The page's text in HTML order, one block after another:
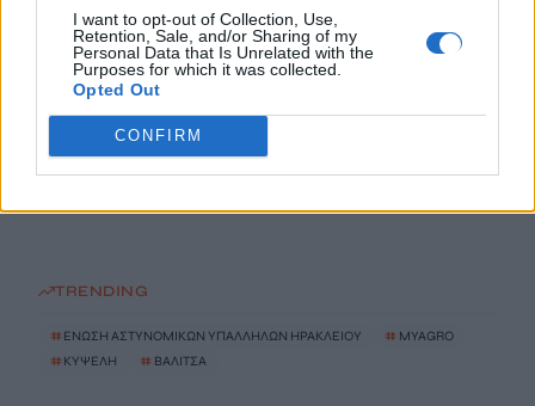
I want to opt-out of Collection, Use,
Retention, Sale, and/or Sharing of my
Personal Data that Is Unrelated with the
Purposes for which it was collected.
Opted Out
CONFIRM
Στα έργα του ΒΟΑΚ Δήμας – Βολουδάκη
6 Αυγούστου, 2026
Ο Κυριάκος Μητσοτάκης στην παρουσίαση της πλατφόρμας
myAGRO: «Η χώρα δεν μπορεί να είναι άλλο αιχμάλωτη του
ρουσφετιού»
TRENDING
# ΕΝΩΣΗ ΑΣΤΥΝΟΜΙΚΩΝ ΥΠΑΛΛΗΛΩΝ ΗΡΑΚΛΕΙΟΥ # MYAGRO
# ΚΥΨΕΛΗ # ΒΑΛΙΤΣΑ